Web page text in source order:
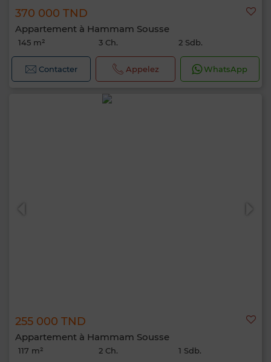
370 000 TND
Appartement à Hammam Sousse
145 m² 3 Ch. 2 Sdb.
Contacter Appelez WhatsApp
255 000 TND
Appartement à Hammam Sousse
117 m² 2 Ch. 1 Sdb.